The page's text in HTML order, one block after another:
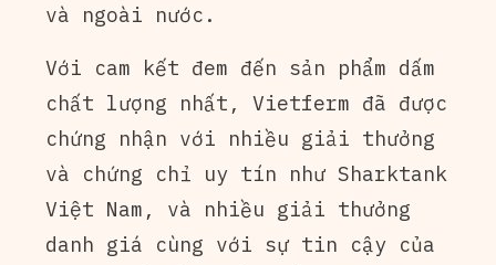
và ngoài nước.
Với cam kết đem đến sản phẩm dấm
chất lượng nhất, Vietferm đã được
chứng nhận với nhiều giải thưởng
và chứng chỉ uy tín như Sharktank
Việt Nam, và nhiều giải thưởng
danh giá cùng với sự tin cậy của